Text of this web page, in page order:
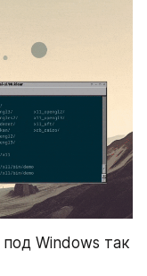
Windows так